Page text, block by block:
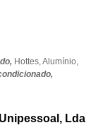
Hottes,Alumínio,
Lda